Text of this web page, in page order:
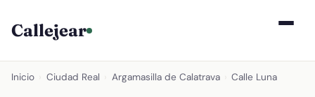
Callejear
Inicio Ciudad Real Argamasilla de Calatrava Calle Luna